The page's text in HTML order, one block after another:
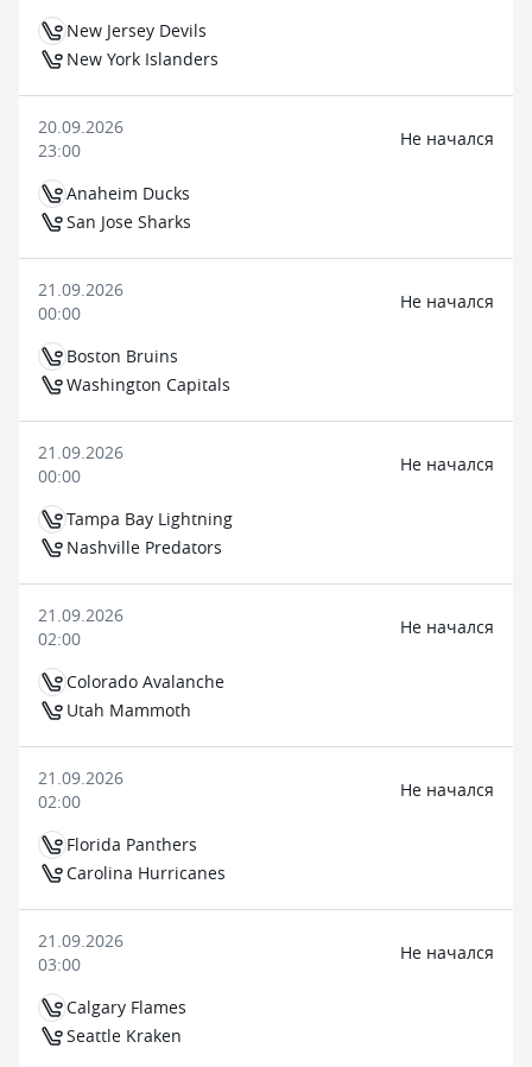
New Jersey Devils
New York Islanders
20.09.2026
23:00
Anaheim Ducks
San Jose Sharks
Не начался
21.09.2026
00:00
Boston Bruins
Washington Capitals
Не начался
21.09.2026
00:00
Tampa Bay Lightning
Nashville Predators
Не начался
21.09.2026
02:00
Colorado Avalanche
Utah Mammoth
Не начался
21.09.2026
02:00
Florida Panthers
Carolina Hurricanes
Не начался
21.09.2026
03:00
Calgary Flames
Seattle Kraken
Не начался